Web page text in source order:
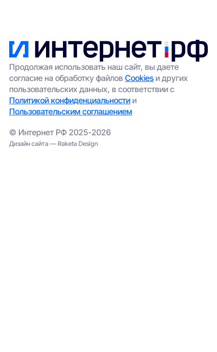
Продолжая использовать наш сайт, вы даете
согласие на обработку файловCookies и других
пользовательских данных, в соответствии с
Политикой конфиденциальности и
Пользовательским соглашением
© Интернет РФ 2025-2026
Дизайн сайта — Raketa Design